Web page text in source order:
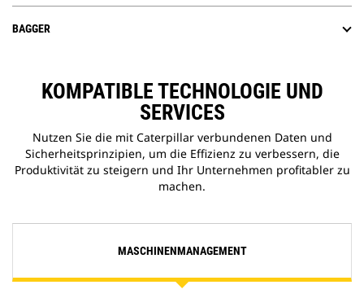
BAGGER
KOMPATIBLE TECHNOLOGIE UND
SERVICES
Nutzen Sie die mit Caterpillar verbundenen Daten und
Sicherheitsprinzipien, um die Effizienz zu verbessern, die
Produktivität zu steigern und Ihr Unternehmen profitabler zu
machen.
MASCHINENMANAGEMENT